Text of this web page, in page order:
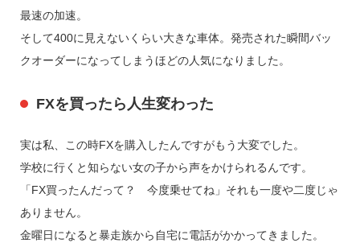
最速の加速。
そして400に見えないくらい大きな車体。発売された瞬間バッ
クオーダーになってしまうほどの人気になりました。
FXを買ったら人生変わった
実は私、この時FXを購入したんですがもう大変でした。
学校に行くと知らない女の子から声をかけられるんです。
「FX買ったんだって？ 今度乗せてね」それも一度や二度じゃ
ありません。
金曜日になると暴走族から自宅に電話がかかってきました。